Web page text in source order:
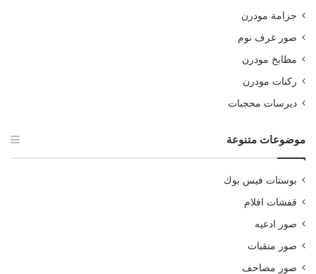
جزامة مودرن
صور غرف نوم
مطابخ مودرن
ركنات مودرن
ديرسات محجبات
موضوعات متنوعة
بوستات فيس بوك
قفشات افلام
صور ادعيه
صور منقبات
صور مصاحف